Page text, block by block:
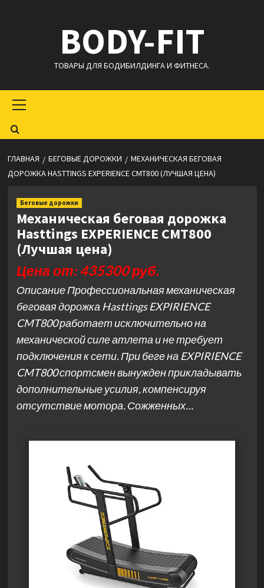
BODY-FIT
ТОВАРЫ ДЛЯ БОДИБИЛДИНГА И ФИТНЕСА.
меню
ГЛАВНАЯ БЕГОВЫЕ ДОРОЖКИ
МЕХАНИЧЕСКАЯ БЕГОВАЯ
ДОРОЖКА HASTTINGS EXPERIENCE CMT800 (ЛУЧШАЯ ЦЕНА)
Беговые дорожки
Механическая беговая дорожка
Hasttings EXPERIENCE CMT800
(Лучшая цена)
Цена от: 435300 руб.
Описание Профессиональная механическая
беговая дорожка Hasttings EXPIRIENCE
CMT800 работает исключительно на
механической силе атлета и не требует
подключения к сети. При беге на EXPIRIENCE
CMT800 спортсмен вынужден прикладывать
дополнительные усилия, компенсируя
отсутствие мотора. Сожженных…